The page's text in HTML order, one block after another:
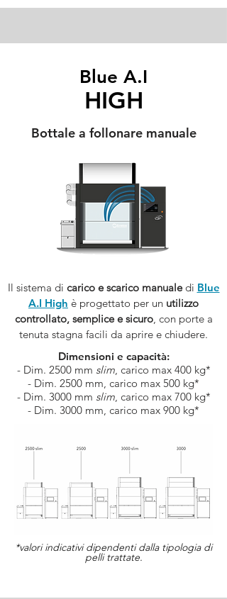
Blue A.I
HIGH
Bottale a follonare manuale
Il sistema di carico e scarico manualedi Blue
A.I High è progettato per un utilizzo
controllato, semplice e sicuro, con porte a
tenuta stagna facili da aprire e chiudere.
Dimensioni e capacità:
- Dim. 2500 mm slim, carico max 400 kg*
- Dim. 2500 mm, carico max 500 kg*
- Dim. 3000 mm slim, carico max 700 kg*
- Dim. 3000 mm, carico max 900 kg*
*valori indicativi dipendenti dalla tipologia di
pelli trattate.